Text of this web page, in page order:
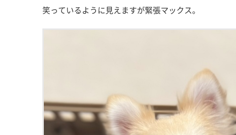
笑っているように見えますが緊張マックス。